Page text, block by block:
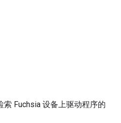
索 Fuchsia 设备上驱动程序的